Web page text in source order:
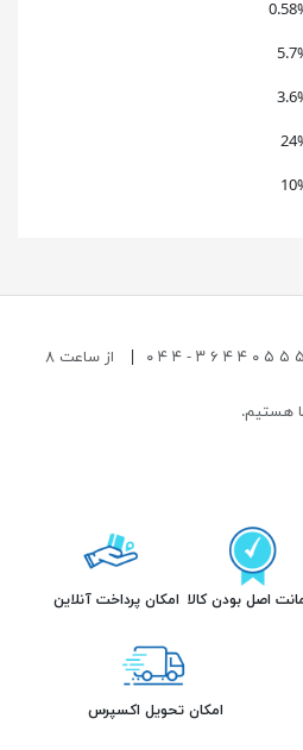
از ساعت ۸
اصل بودن کالا امکان پرداخت آنلاین
امکان تحویل اکسپرس